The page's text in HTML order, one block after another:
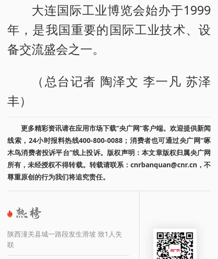
大连国际工业博览会始办于1999
年，是我国重要的国际工业技术、设
备交流盛会之一。
（总台记者 陶泽文 李一凡 苏泽
丰）
更多精彩资讯请在应用市场下载“央广网”客户端。欢迎提供新闻
线索，24小时报料热线400-800-0088；消费者也可通过央广网“啄
木鸟消费者投诉平台”线上投诉。版权声明：本文章版权归属央广网
所有，未经授权不得转载。转载请联系：cnrbanquan@cnr.cn，不
尊重原创的行为我们将追究责任。
陕西潼关县城一路段发生滑坡 致1人失
联